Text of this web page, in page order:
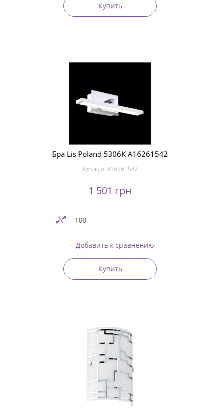
Купить
Бра Lis Poland 5306K A16261542
Артикул: A16261542
1 501 грн
100
Добавить к сравнению
Купить